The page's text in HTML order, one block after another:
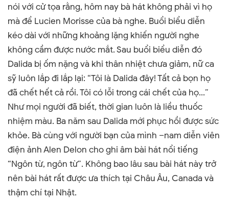
nói với cử tọa rằng, hôm nay bà hát không phải vì họ
mà để Lucien Morisse của bà nghe. Buổi biểu diễn
kéo dài với những khoảng lặng khiến người nghe
không cầm được nước mắt.Sau buổi biểu diễn đó
Dalida bị ốm nặng và khi thân nhiệt chưa giảm, nữ ca
sỹ luôn lắp đi lắp lại: “Tôi là Dalida đây! Tất cả bọn họ
đã chết hết cả rồi. Tôi có lỗi trong cái chết của họ...”
Như mọi người đã biết, thời gian luôn là liều thuốc
nhiệm màu. Ba năm sau Dalida mới phục hồi được sức
khỏe. Bà cùng với người bạn của mình –nam diễn viên
điện ảnh Alen Delon cho ghi âm bài hát nổi tiếng
“Ngôn từ, ngôn từ”. Không bao lâu sau bài hát này trở
nên bài hát rất được ưa thích tại Châu Âu, Canada và
thậm chí tại Nhật.